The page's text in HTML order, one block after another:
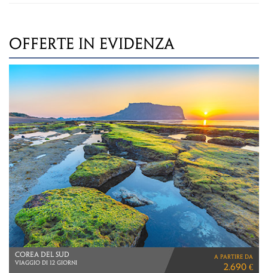
OFFERTE IN EVIDENZA
COREA DEL SUD
VIAGGIO DI 12 GIORNI
a partire da
2.690 €